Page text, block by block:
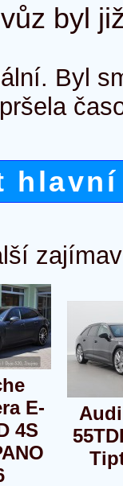
byl
Byl
E-
4S